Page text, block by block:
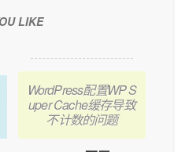
LIKE
WordPress配置WP S
uper Cache缓存导致
不计数的问题